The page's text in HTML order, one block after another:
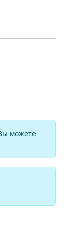
можете